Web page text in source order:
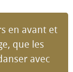
en avant et
que les
avec